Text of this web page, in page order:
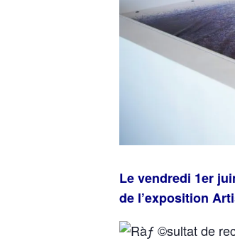
Le vendredi 1er
de l’exposition